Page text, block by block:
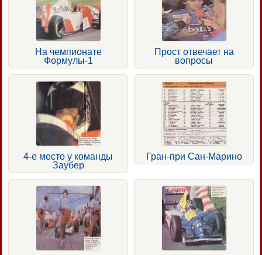
На чемпионате
Формулы-1
Прост отвечает на
вопросы
4-е место у команды
Заубер
Гран-при Сан-Марино